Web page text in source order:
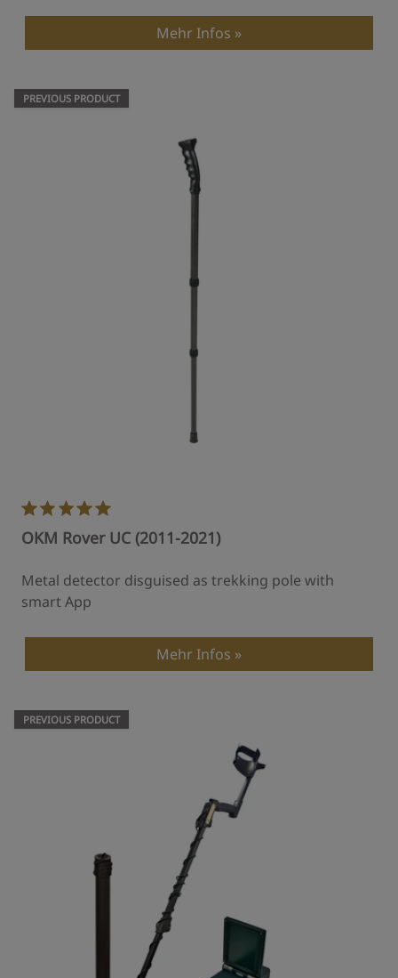
Mehr Infos
PREVIOUS PRODUCT
OKM Rover UC (2011-2021)
Metal detector disguised as trekking pole with
smart App
Mehr Infos
PREVIOUS PRODUCT